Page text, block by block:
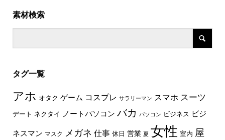
素材検索
タグ一覧
アホ オタク ゲーム コスプレ サラリーマン スマホ スーツ
デート ネクタイ ノートパソコン バカ パソコン ビジネス ビジ
ネスマン マスク メガネ 仕事 休日 営業 夏 女性 室内 屋